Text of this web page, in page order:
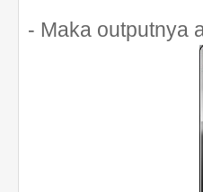
- Maka outputnya